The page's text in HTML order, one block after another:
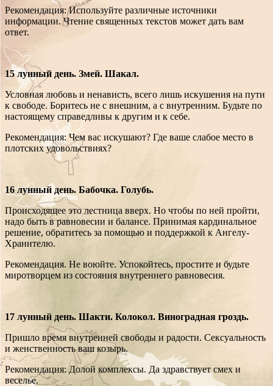
Рекомендация: Используйте различные источники
информации. Чтение священных текстов может дать вам
ответ.
15 лунный день. Змей. Шакал.
Условная любовь и ненависть, всего лишь искушения на пути
к свободе. Боритесь не с внешним, а с внутренним. Будьте по
настоящему справедливы к другим и к себе.
Рекомендация: Чем вас искушают? Где ваше слабое место в
плотских удовольствиях?
16 лунный день. Бабочка. Голубь.
Происходящее это лестница вверх. Но чтобы по ней пройти,
надо быть в равновесии и балансе. Принимая кардинальное
решение, обратитесь за помощью и поддержкой к Ангелу-
Хранителю.
Рекомендация. Не воюйте. Успокойтесь, простите и будьте
миротворцем из состояния внутреннего равновесия.
17 лунный день. Шакти. Колокол. Виноградная гроздь.
Пришло время внутренней свободы и радости. Сексуальность
и женственность ваш козырь.
Рекомендация: Долой комплексы. Да здравствует смех и
веселье.